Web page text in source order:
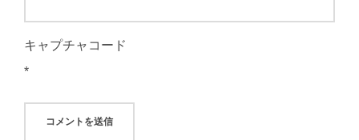
キャプチャコード
*